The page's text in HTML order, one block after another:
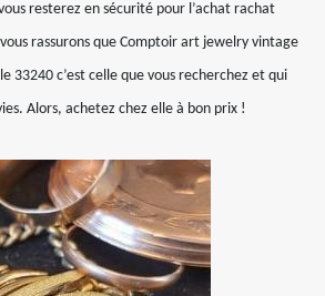
resterez en sécurité pour l’achat rachat
rassurons que Comptoir art jewelry vintage
33240 c’est celle que vous recherchez et qui
Alors, achetez chez elle à bon prix !